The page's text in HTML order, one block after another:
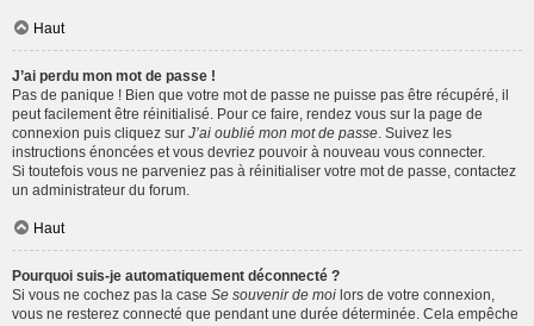
Haut
J’ai perdu mon mot de passe !
Pas de panique ! Bien que votre mot de passe ne puisse pas être récupéré, il
peut facilement être réinitialisé. Pour ce faire, rendez vous sur la page de
connexion puis cliquez sur J’ai oublié mon mot de passe . Suivez les
instructions énoncées et vous devriez pouvoir à nouveau vous connecter.
Si toutefois vous ne parveniez pas à réinitialiser votre mot de passe, contactez
un administrateur du forum.
Haut
Pourquoi suis-je automatiquement déconnecté ?
Si vous ne cochez pas la case Se souvenir de moi lors de votre connexion,
vous ne resterez connecté que pendant une durée déterminée. Cela empêche